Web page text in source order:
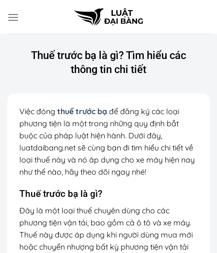
đến
Thuế trước bạ là gì? Tìm hiểu các
thông tin chi tiết
Việc đóng thuế trước bạ để đăng ký các loại
phương tiện là một trong những quy định bắt
buộc của pháp luật hiện hành. Dưới đây,
luatdaibang.net sẽ cùng bạn đi tìm hiểu chi tiết về
loại thuế này và nó áp dụng cho xe máy hiện nay
như thế nào, hãy theo dõi ngay nhé!
Thuế trước bạ là gì?
Đây là một loại thuế chuyên dùng cho các
phương tiện vận tải, bao gồm cả ô tô và xe máy.
Thuế này được áp dụng khi người dùng mua mới
hoặc chuyển nhượng bất kỳ phương tiện vận tải